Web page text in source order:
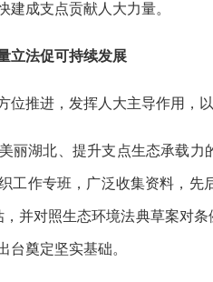
建成支点贡献人大力量。
立法促可持续发展
位推进，发挥人大主导作用，
丽湖北、提升支点生态承载
工作专班，广泛收集资料，
并对照生态环境法典草案对
台奠定坚实基础。